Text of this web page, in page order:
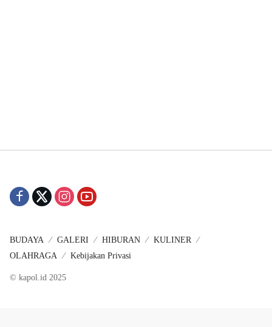
BUDAYA GALERI HIBURAN
KULINER
OLAHRAGA
Kebijakan Privasi
© kapol.id 2025